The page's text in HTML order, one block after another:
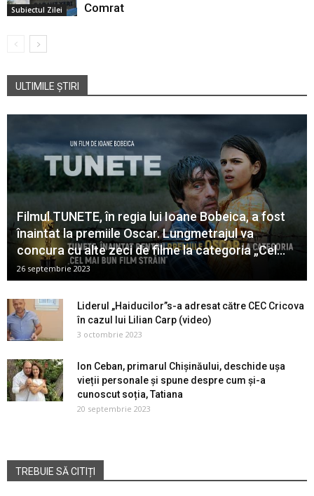
Subiectul Zilei
Comrat
ULTIMILE ȘTIRI
Filmul TUNETE, în regia lui Ioane Bobeica, a fost
înaintat la premiile Oscar. Lungmetrajul va
concura cu alte zeci de filme la categoria „Cel...
26 septembrie 2023
Liderul „Haiducilor”s-a adresat către CEC Cricova
în cazul lui Lilian Carp (video)
3 octombrie 2023
Ion Ceban, primarul Chișinăului, deschide ușa
vieții personale și spune despre cum și-a
cunoscut soția, Tatiana
20 septembrie 2023
TREBUIE SĂ CITIȚI